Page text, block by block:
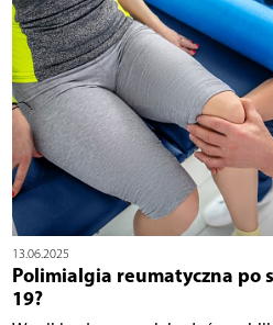
13.06.2025
Polimialgia reumatyczna po
19?